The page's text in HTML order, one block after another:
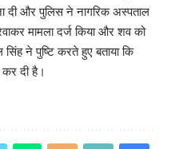
दी और पुलिस ने नागरिक अस्पताल
मामला दर्ज किया और शव को
सिंह ने पुष्टि करते हुए बताया कि
दी है।